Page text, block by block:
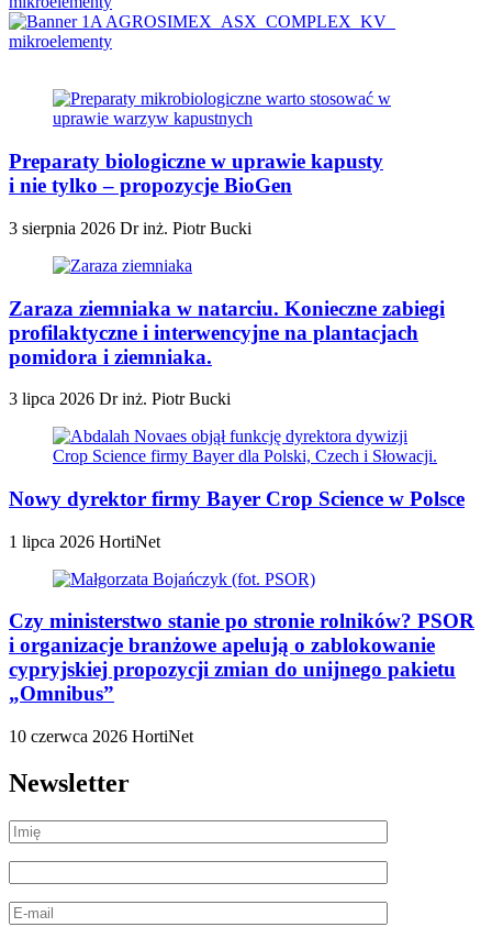
Preparaty biologiczne w uprawie kapusty
i nie tylko – propozycje BioGen
3 sierpnia 2026 Dr inż. Piotr Bucki
Zaraza ziemniaka w natarciu. Konieczne zabiegi
profilaktyczne i interwencyjne na plantacjach
pomidora i ziemniaka.
3 lipca 2026 Dr inż. Piotr Bucki
Nowy dyrektor firmy Bayer Crop Science w Polsce
1 lipca 2026 HortiNet
Czy ministerstwo stanie po stronie rolników? PSOR
i organizacje branżowe apelują o zablokowanie
cypryjskiej propozycji zmian do unijnego pakietu
„Omnibus”
10 czerwca 2026 HortiNet
Newsletter